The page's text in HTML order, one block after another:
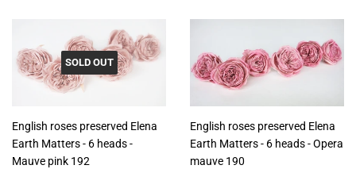
(VAT/IVA
excl.)
MwSt
excl.)
SOLD OUT
English roses preserved Elena
Earth Matters - 6 heads -
Mauve pink 192
English roses preserved Elena
Earth Matters - 6 heads - Opera
mauve 190